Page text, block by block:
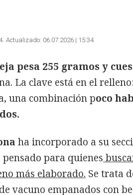
Actualizado: 06.07.2026 | 15:34
pesa 255 gramos y
La clave está en el
una combinación poco
ha incorporado a su
para quienes
más elaborado. Se trata
vacuno empanados con